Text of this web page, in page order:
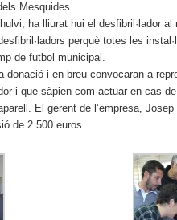
Mesquides.
ha lliurat hui el desfibril·lador
perquè totes les
de futbol municipal.
donació i en breu convocaran a
i que sàpien com actuar en cas
El gerent de l’empresa,
de 2.500 euros.